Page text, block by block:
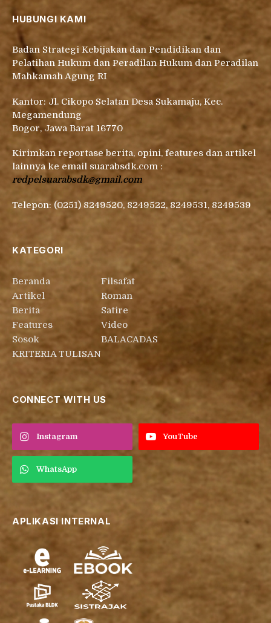
HUBUNGI KAMI
Badan Strategi Kebijakan dan Pendidikan dan
Pelatihan Hukum dan Peradilan Hukum dan Peradilan
Mahkamah Agung RI
Kantor: Jl. Cikopo Selatan Desa Sukamaju, Kec.
Megamendung
Bogor, Jawa Barat 16770
Kirimkan reportase berita, opini, features dan artikel
lainnya ke email suarabsdk.com :
redpelsuarabsdk@gmail.com
Telepon: (0251) 8249520, 8249522, 8249531, 8249539
KATEGORI
Beranda
Artikel
Berita
Features
Sosok
KRITERIA TULISAN
Filsafat
Roman
Satire
Video
BALACADAS
CONNECT WITH US
Instagram YouTube
WhatsApp
APLIKASI INTERNAL